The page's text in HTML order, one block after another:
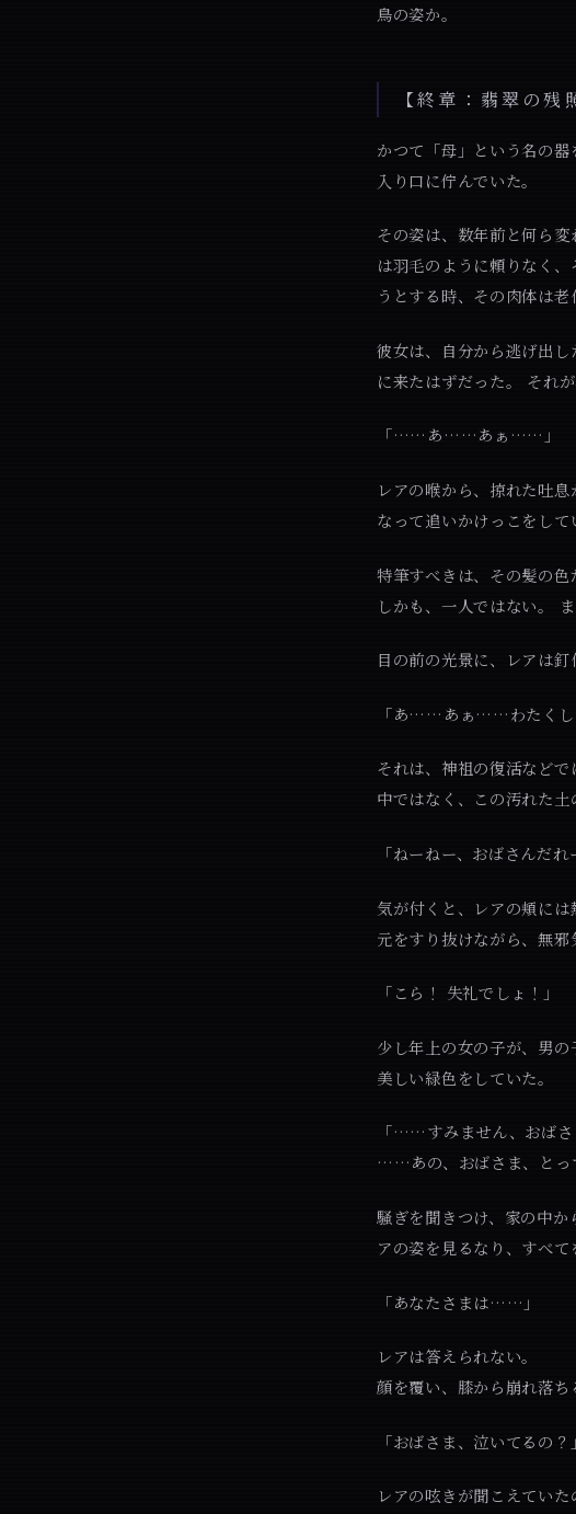
鳥の姿か。
【終章：翡翠の残
かつて「母」という名の
入り口に佇んでいた。
その姿は、数年前と何ら
は羽毛のように頼りなく
うとする時、その肉体は老
彼女は、自分から逃げ出し
に来たはずだった。 それ
「……あ……あぁ……」
レアの喉から、掠れた吐
なって追いかけっこをして
特筆すべきは、その髪の色
しかも、一人ではない。
目の前の光景に、レアは釘
「あ……あぁ……わたく
それは、神祖の復活など
中ではなく、この汚れた土
「ねーねー、おばさんだ
気が付くと、レアの頬に
元をすり抜けながら、無邪
「こら！ 失礼でしょ！」
少し年上の女の子が、男の
美しい緑色をしていた。
「……すみません、おばさ
……あの、おばさま、と
騒ぎを聞きつけ、家の中
アの姿を見るなり、すべて
「あなたさまは……」
レアは答えられない。
顔を覆い、膝から崩れ落ち
「おばさま、泣いてるの？」
レアの呟きが聞こえてい